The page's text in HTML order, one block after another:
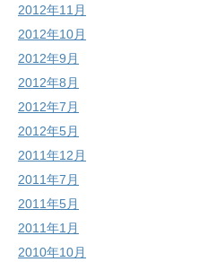
2012年11月
2012年10月
2012年9月
2012年8月
2012年7月
2012年5月
2011年12月
2011年7月
2011年5月
2011年1月
2010年10月